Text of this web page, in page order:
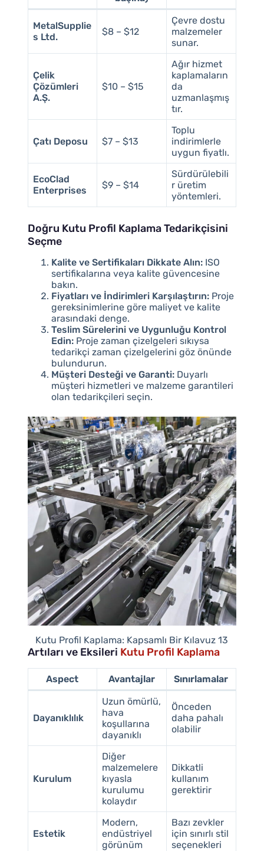
MetalSupplie
s Ltd.
$8 – $12
Çevre dostu
malzemeler
sunar.
Çelik
Çözümleri
A.Ş.
$10 – $15
Ağır hizmet
kaplamaların
da
uzmanlaşmış
tır.
Çatı Deposu $7 – $13
Toplu
indirimlerle
uygun fiyatlı.
EcoClad
Enterprises
$9 – $14
Sürdürülebili
r üretim
yöntemleri.
Doğru Kutu Profil Kaplama Tedarikçisini
Seçme
Kalite ve Sertifikaları Dikkate Alın:ISO
sertifikalarına veya kalite güvencesine
bakın.
Fiyatları ve İndirimleri Karşılaştırın:Proje
gereksinimlerine göre maliyet ve kalite
arasındaki denge.
Teslim Sürelerini ve Uygunluğu Kontrol
Edin:Proje zaman çizelgeleri sıkıysa
tedarikçi zaman çizelgelerini göz önünde
bulundurun.
Müşteri Desteği ve Garanti:Duyarlı
müşteri hizmetleri ve malzeme garantileri
olan tedarikçileri seçin.
Kutu Profil Kaplama: Kapsamlı Bir Kılavuz 13
Artıları ve Eksileri Kutu Profil Kaplama
Aspect Avantajlar Sınırlamalar
Dayanıklılık
Uzun ömürlü,
hava
koşullarına
dayanıklı
Önceden
daha pahalı
olabilir
Kurulum
Diğer
malzemelere
kıyasla
kurulumu
kolaydır
Dikkatli
kullanım
gerektirir
Estetik
Modern,
endüstriyel
görünüm
Bazı zevkler
için sınırlı stil
seçenekleri